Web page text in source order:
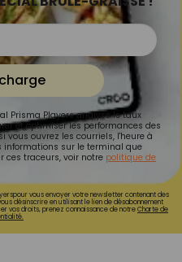
Prisma Players analyse le taux
et optimiser les performances des
vous ouvrez les courriels, l'heure à
informations sur le terminal que
ces traceurs, voir notre politique de
vous envoyer votre newsletter contenant des
désinscrire en utilisant le lien de désabonnement
vos droits, prenez connaissance de notreCharte de